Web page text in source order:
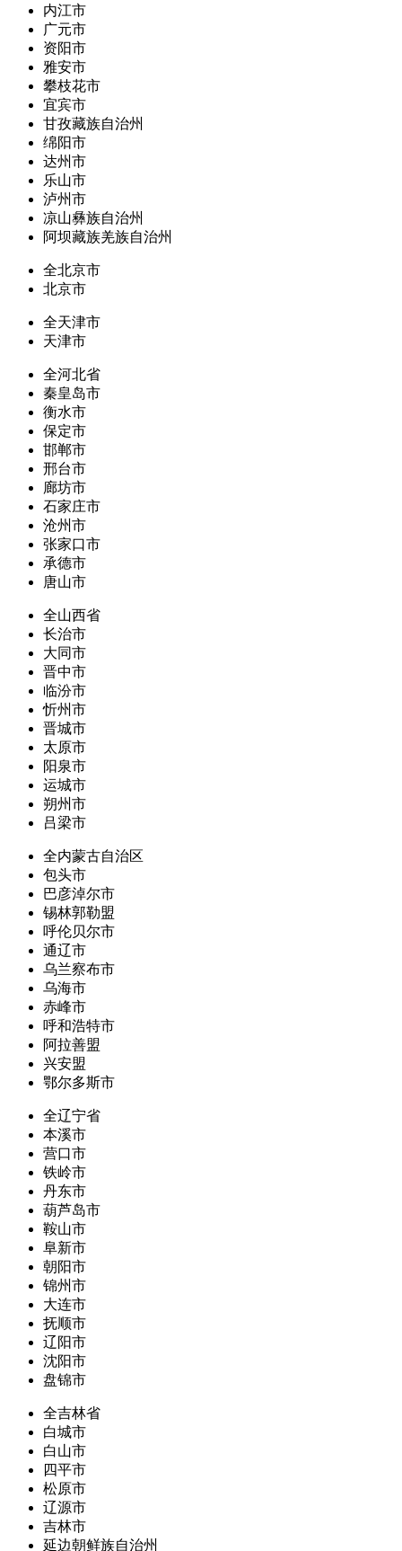
内江市
广元市
资阳市
雅安市
攀枝花市
宜宾市
甘孜藏族自治州
绵阳市
达州市
乐山市
泸州市
凉山彝族自治州
阿坝藏族羌族自治州
全北京市
北京市
全天津市
天津市
全河北省
秦皇岛市
衡水市
保定市
邯郸市
邢台市
廊坊市
石家庄市
沧州市
张家口市
承德市
唐山市
全山西省
长治市
大同市
晋中市
临汾市
忻州市
晋城市
太原市
阳泉市
运城市
朔州市
吕梁市
全内蒙古自治区
包头市
巴彦淖尔市
锡林郭勒盟
呼伦贝尔市
通辽市
乌兰察布市
乌海市
赤峰市
呼和浩特市
阿拉善盟
兴安盟
鄂尔多斯市
全辽宁省
本溪市
营口市
铁岭市
丹东市
葫芦岛市
鞍山市
阜新市
朝阳市
锦州市
大连市
抚顺市
辽阳市
沈阳市
盘锦市
全吉林省
白城市
白山市
四平市
松原市
辽源市
吉林市
延边朝鲜族自治州